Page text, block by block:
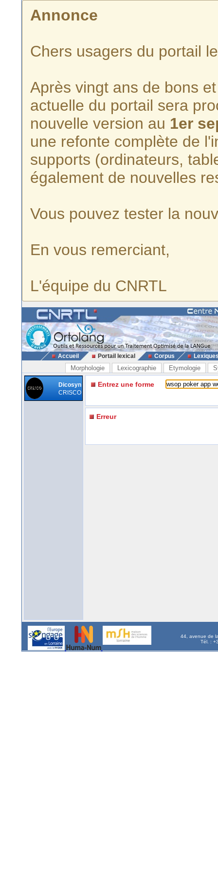
Annonce
Chers usagers du portail
Après vingt ans de bons
actuelle du portail sera
nouvelle version au 1er
une refonte complète de
supports (ordinateurs,
également de nouvelles
Vous pouvez tester la
En vous remerciant,
L'équipe du CNRTL
Accueil Portail lexical Corpus
Morphologie Lexicographie Etymologie
Dicosyn
CRISCO
Entrez une forme
Erreur
44, avenue de
Tél. :